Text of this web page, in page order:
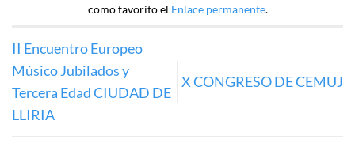
como favorito el Enlace permanente.
II Encuentro Europeo
Músico Jubilados y
Tercera Edad CIUDAD DE
LLIRIA
X CONGRESO DE CEMUJ